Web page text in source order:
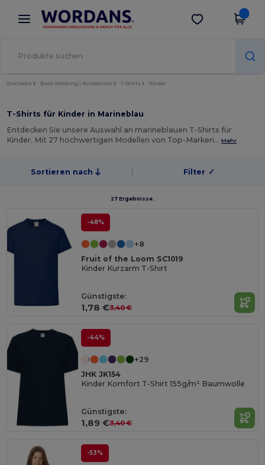
× Wordans App
Bessere Preise in der App!
App holen
Startseite Basic Kleidung | Accessoires T-Shirts Kinder
T-Shirts für Kinder in Marineblau
Entdecken Sie unsere Auswahl an marineblauen T-Shirts für
Kinder. Mit 27 hochwertigen Modellen von Top-Marken… Mehr
Sortieren nach Filter ✓
27 Ergebnisse.
-48%
+8
Fruit of the Loom SC1019
Kinder Kurzarm T-Shirt
Günstigste:
1,78 €3,40 €
-44%
+29
JHK JK154
Kinder Komfort T-Shirt 155g/m² Baumwolle
Günstigste:
1,89 €3,40 €
-53%